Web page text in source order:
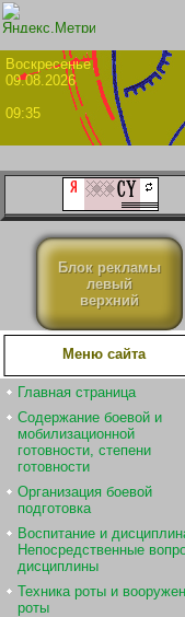
09.08.2026
09:35
Блок рекламы
левый
верхний
Меню сайта
Главная страница
Содержание боевой и
мобилизационной
готовности, степени
готовности
Организация боевой
подготовка
Воспитание и
Непосредственные
дисциплины
Техника роты и
роты